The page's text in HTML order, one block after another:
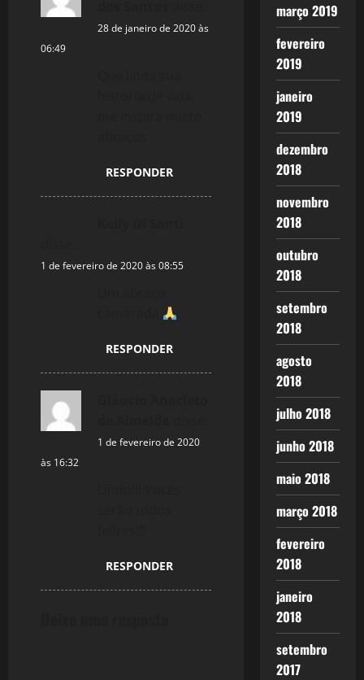
28 de janeiro de 2020 às
06:49
RESPONDER
1 de fevereiro de 2020 às 08:55
RESPONDER
1 de fevereiro de 2020
às 16:32
RESPONDER
março 2019
fevereiro
2019
janeiro
2019
dezembro
2018
novembro
2018
outubro
2018
setembro
2018
agosto
2018
julho 2018
junho 2018
maio 2018
março 2018
fevereiro
2018
janeiro
2018
setembro
2017